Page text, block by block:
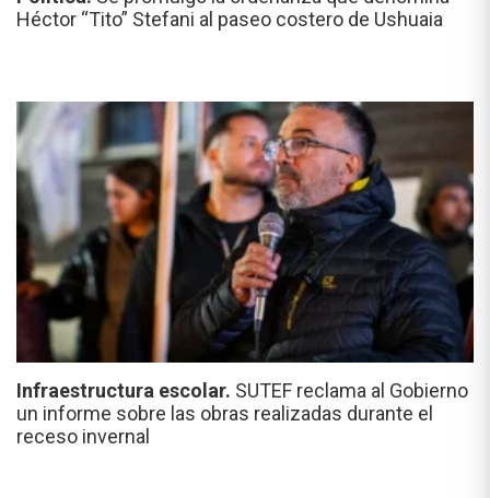
Héctor “Tito” Stefani al paseo costero de Ushuaia
Infraestructura escolar. SUTEF reclama al Gobierno
un informe sobre las obras realizadas durante el
receso invernal